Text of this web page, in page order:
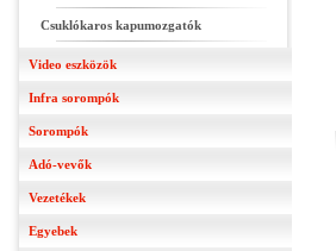
Csuklókaros kapumozgatók
Video eszközök
Infra sorompók
Sorompók
Adó-vevők
Vezetékek
Egyebek